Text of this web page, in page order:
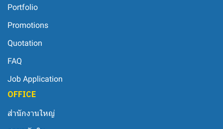
Portfolio
Promotions
Quotation
FAQ
Job Application
OFFICE
สำนักงานใหญ่